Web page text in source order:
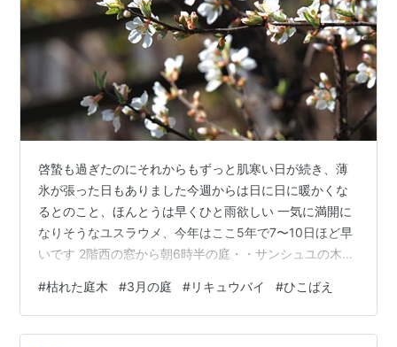
啓蟄も過ぎたのにそれからもずっと肌寒い日が続き、薄
氷が張った日もありました今週からは日に日に暖かくな
るとのこと、ほんとうは早くひと雨欲しい 一気に満開に
なりそうなユスラウメ、今年はここ5年で7〜10日ほど早
いです 2階西の窓から朝6時半の庭・・サンシュユの木が
たもう一本のバラも幹を減らし瀕死の状態です もともと
芽吹きの遅い斑入り黄金セイヨウイボタノキ（白っぽい
木）、それにしても・・ 全然芽が膨らんでいない、枝を
#枯れた庭木 #3月の庭 #リキュウバイ #ひこばえ